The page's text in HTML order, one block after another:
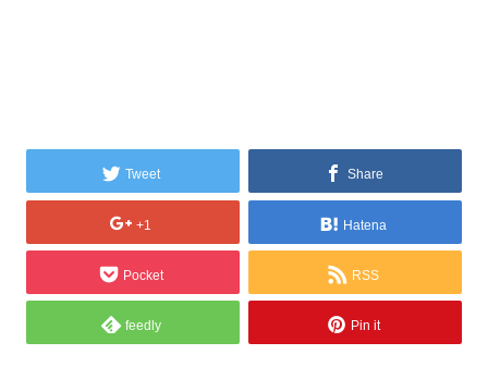
Tweet Share
+1 Hatena
Pocket RSS
feedly Pin it